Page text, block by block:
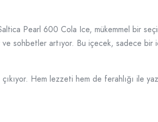
Pearl 600 Cola Ice, mükemmel bir
ve sohbetler artıyor. Bu içecek, sadece
Hem lezzeti hem de ferahlığı ile yaz